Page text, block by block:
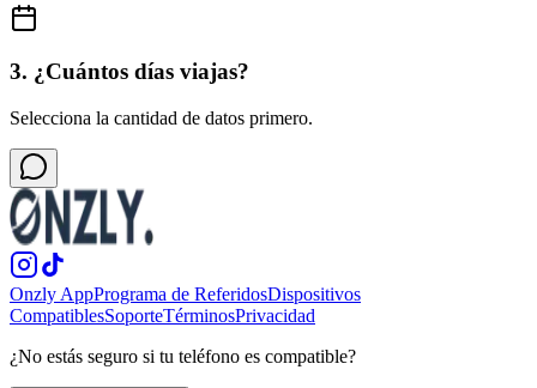
3. ¿Cuántos días viajas?
Selecciona la cantidad de datos primero.
Onzly AppPrograma de ReferidosDispositivos
CompatiblesSoporteTérminosPrivacidad
¿No estás seguro si tu teléfono es compatible?